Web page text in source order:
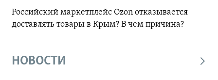
Российский маркетплейс Ozon отказывается
доставлять товары в Крым? В чем причина?
НОВОСТИ